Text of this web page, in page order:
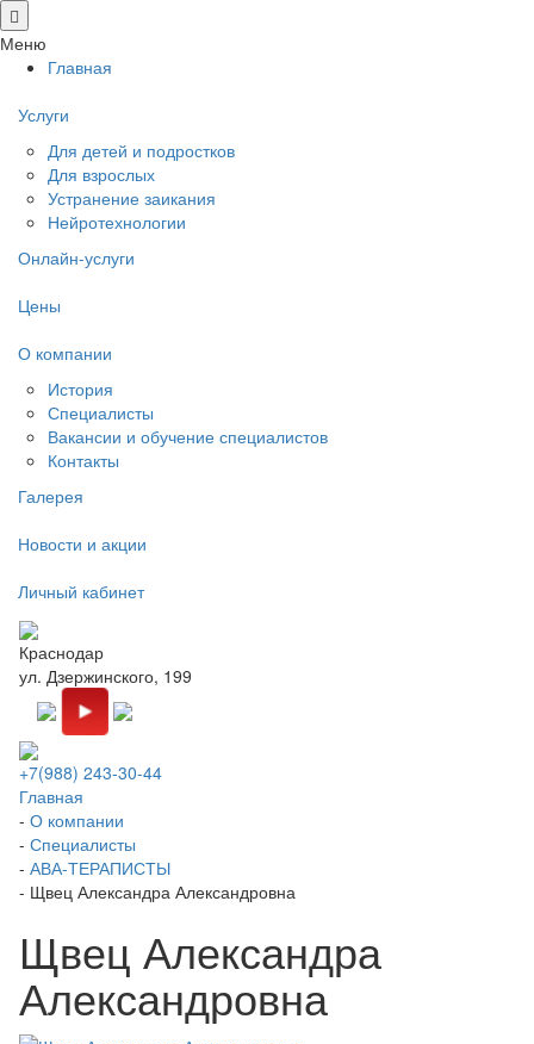
Меню
Главная
Услуги
Для детей и подростков
Для взрослых
Устранение заикания
Нейротехнологии
Онлайн-услуги
Цены
О компании
История
Специалисты
Вакансии и обучение специалистов
Контакты
Галерея
Новости и акции
Личный кабинет
Краснодар
ул. Дзержинского, 199
+7(988) 243-30-44
Главная
- О компании
- Специалисты
- АВА-ТЕРАПИСТЫ
- Щвец Александра Александровна
Щвец Александра
Александровна